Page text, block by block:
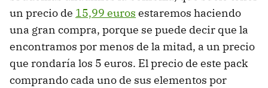
un precio de 15,99 euros estaremos haciendo
una gran compra, porque se puede decir que la
encontramos por menos de la mitad, a un precio
que rondaría los 5 euros. El precio de este pack
comprando cada uno de sus elementos por